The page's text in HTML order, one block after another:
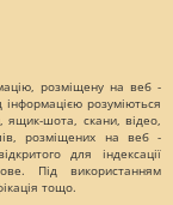
розміщену на веб -
розуміються
ящик-шота, скани, відео,
розміщених на веб -
для індексації
Під використанням
тощо.